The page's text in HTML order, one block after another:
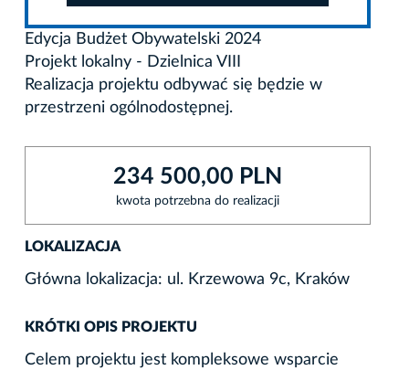
Edycja Budżet Obywatelski 2024
Projekt lokalny - Dzielnica VIII
Realizacja projektu odbywać się będzie w
przestrzeni ogólnodostępnej.
234 500,00 PLN
kwota potrzebna do realizacji
LOKALIZACJA
Główna lokalizacja: ul. Krzewowa 9c, Kraków
KRÓTKI OPIS PROJEKTU
Celem projektu jest kompleksowe wsparcie